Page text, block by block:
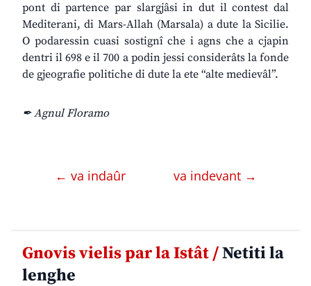
pont di partence par slargjâsi in dut il contest dal
Mediterani, di Mars-Allah (Marsala) a dute la Sicilie.
O podaressin cuasi sostignî che i agns che a cjapin
dentri il 698 e il 700 a podin jessi considerâts la fonde
de gjeografie politiche di dute la ete “alte medievâl”.
✒ Agnul Floramo
← va indaûr va indevant →
Gnovis vielis par la Istât /Netiti la
lenghe